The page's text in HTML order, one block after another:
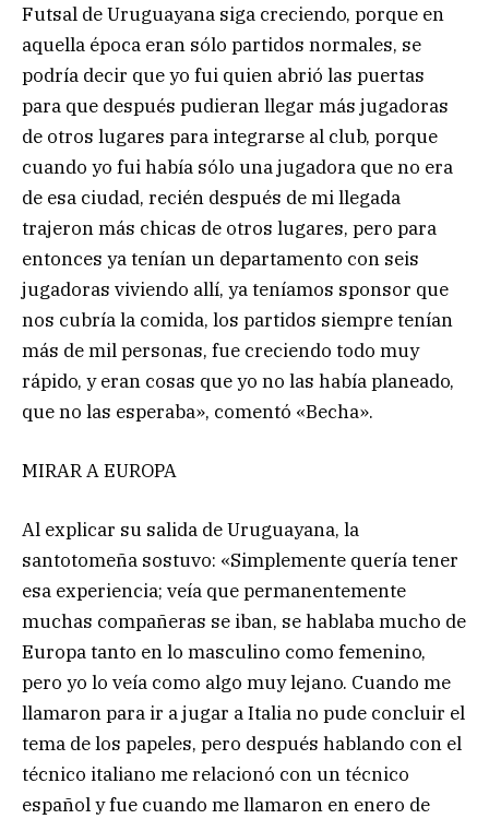
Futsal de Uruguayana siga creciendo, porque en
aquella época eran sólo partidos normales, se
podría decir que yo fui quien abrió las puertas
para que después pudieran llegar más jugadoras
de otros lugares para integrarse al club, porque
cuando yo fui había sólo una jugadora que no era
de esa ciudad, recién después de mi llegada
trajeron más chicas de otros lugares, pero para
entonces ya tenían un departamento con seis
jugadoras viviendo allí, ya teníamos sponsor que
nos cubría la comida, los partidos siempre tenían
más de mil personas, fue creciendo todo muy
rápido, y eran cosas que yo no las había planeado,
que no las esperaba», comentó «Becha».
MIRAR A EUROPA
Al explicar su salida de Uruguayana, la
santotomeña sostuvo: «Simplemente quería tener
esa experiencia; veía que permanentemente
muchas compañeras se iban, se hablaba mucho de
Europa tanto en lo masculino como femenino,
pero yo lo veía como algo muy lejano. Cuando me
llamaron para ir a jugar a Italia no pude concluir el
tema de los papeles, pero después hablando con el
técnico italiano me relacionó con un técnico
español y fue cuando me llamaron en enero de